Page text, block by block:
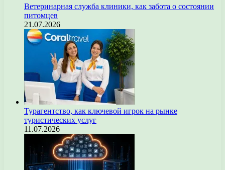
Ветеринарная служба клиники, как забота о состоянии
питомцев
21.07.2026
Турагентство, как ключевой игрок на рынке
туристических услуг
11.07.2026